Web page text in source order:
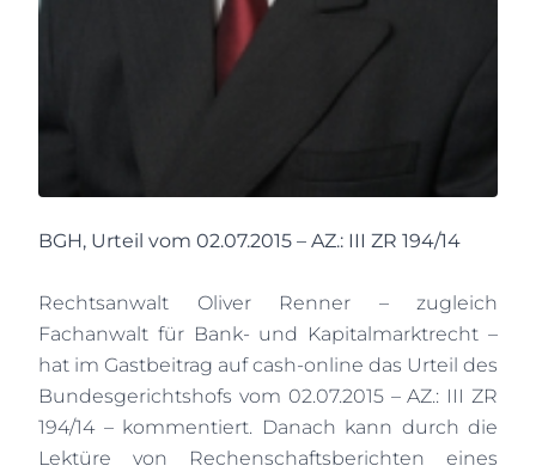
BGH, Urteil vom 02.07.2015 – AZ.: III ZR 194/14
Rechtsanwalt Oliver Renner – zugleich
Fachanwalt für Bank- und Kapitalmarktrecht –
hat im Gastbeitrag auf cash-online das Urteil des
Bundesgerichtshofs vom 02.07.2015 – AZ.: III ZR
194/14 – kommentiert. Danach kann durch die
Lektüre von Rechenschaftsberichten eines